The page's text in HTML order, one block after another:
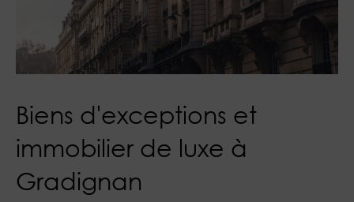
Biens d'exceptions et
immobilier de luxe à
Gradignan